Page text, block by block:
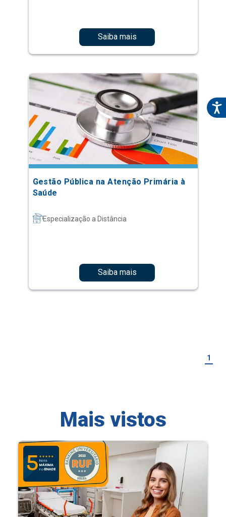
Saiba mais
Gestão Pública na Atenção Primária à
Saúde
Especialização a Distância
Saiba mais
1
Mais vistos